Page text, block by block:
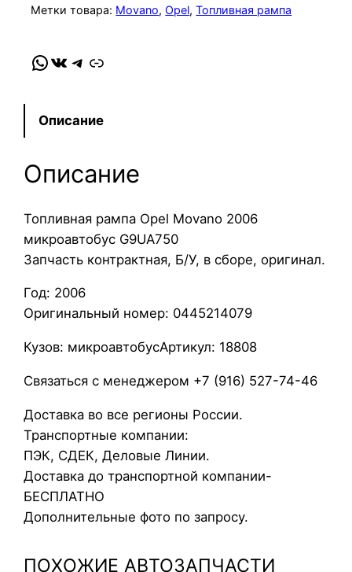
с
в
о
р
Т
о
п
и
в
н
а
я
а
м
п
а
O
p
l
Метки товара: Movano, Opel, Топливная рампа
WhatsApp VK Telegram Link
Описание
Описание
Топливная рампа Opel Movano 2006
микроавтобус G9UA750
Запчасть контрактная, Б/У, в сборе, оригинал.
Год: 2006
Оригинальный номер: 0445214079
Кузов: микроавтобусАртикул: 18808
Связаться с менеджером +7 (916) 527-74-46
Доставка во все регионы России.
Транспортные компании:
ПЭК, СДЕК, Деловые Линии.
Доставка до транспортной компании-
БЕСПЛАТНО
Дополнительные фото по запросу.
ПОХОЖИЕ АВТОЗАПЧАСТИ